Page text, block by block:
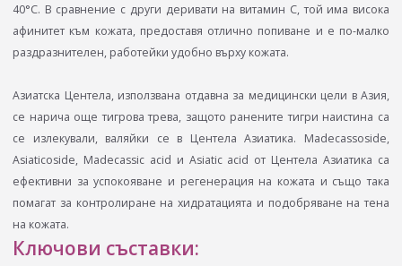
40°C. В сравнение с други деривати на витамин C, той има висока
афинитет към кожата, предоставя отлично попиване и е по-малко
раздразнителен, работейки удобно върху кожата.
Азиатска Центела, използвана отдавна за медицински цели в Азия,
се нарича още тигрова трева, защото ранените тигри наистина са
се излекували, валяйки се в Центела Азиатика. Madecassoside,
Asiaticoside, Madecassic acid и Asiatic acid от Центела Азиатика са
ефективни за успокояване и регенерация на кожата и също така
помагат за контролиране на хидратацията и подобряване на тена
на кожата.
Ключови съставки: